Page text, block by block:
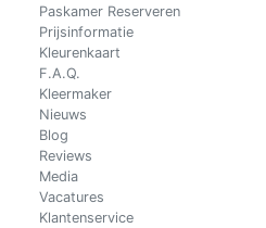
Paskamer Reserveren
Prijsinformatie
Kleurenkaart
F.A.Q.
Kleermaker
Nieuws
Blog
Reviews
Media
Vacatures
Klantenservice